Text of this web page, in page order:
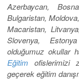
Azerbaycan,
Bulgaristan,
Macaristan,
Slovenya,
olduğumuz okullar
Eğitim ofislerimizi
geçerek eğitim